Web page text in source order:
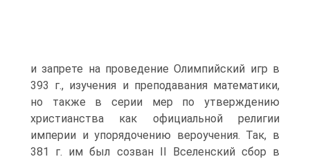
и запрете на проведение Олимпийский игр в
393 г., изучения и преподавания математики,
но также в серии мер по утверждению
христианства как официаль­ной религии
империи и упорядочению вероучения. Так, в
381 г. им был созван II Вселенский сбор в